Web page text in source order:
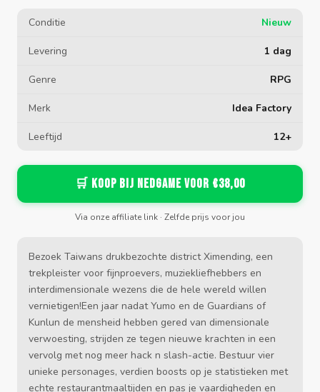
Conditie Nieuw
Levering 1 dag
Genre RPG
Merk Idea Factory
Leeftijd 12+
🛒 Koop bij Nedgame voor €38,00
Via onze affiliate link · Zelfde prijs voor jou
Bezoek Taiwans drukbezochte district Ximending, een
trekpleister voor fijnproevers, muziekliefhebbers en
interdimensionale wezens die de hele wereld willen
vernietigen!Een jaar nadat Yumo en de Guardians of
Kunlun de mensheid hebben gered van dimensionale
verwoesting, strijden ze tegen nieuwe krachten in een
vervolg met nog meer hack n slash-actie. Bestuur vier
unieke personages, verdien boosts op je statistieken met
echte restaurantmaaltijden en pas je vaardigheden en